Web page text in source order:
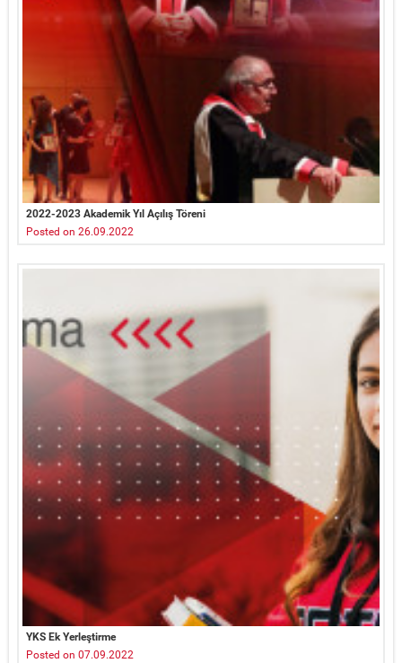
2022-2023 Akademik Yıl Açılış Töreni
Posted on 26.09.2022
YKS Ek Yerleştirme
Posted on 07.09.2022